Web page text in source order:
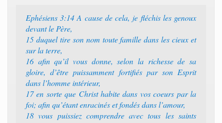
Ephésiens 3:14 A cause de cela, je fléchis les genoux
devant le Père,
15 duquel tire son nom toute famille dans les cieux et
sur la terre,
16 afin qu’il vous donne, selon la richesse de sa
gloire, d’être puissamment fortifiés par son Esprit
dans l’homme intérieur,
17 en sorte que Christ habite dans vos coeurs par la
foi; afin qu’étant enracinés et fondés dans l’amour,
18 vous puissiez comprendre avec tous les saints